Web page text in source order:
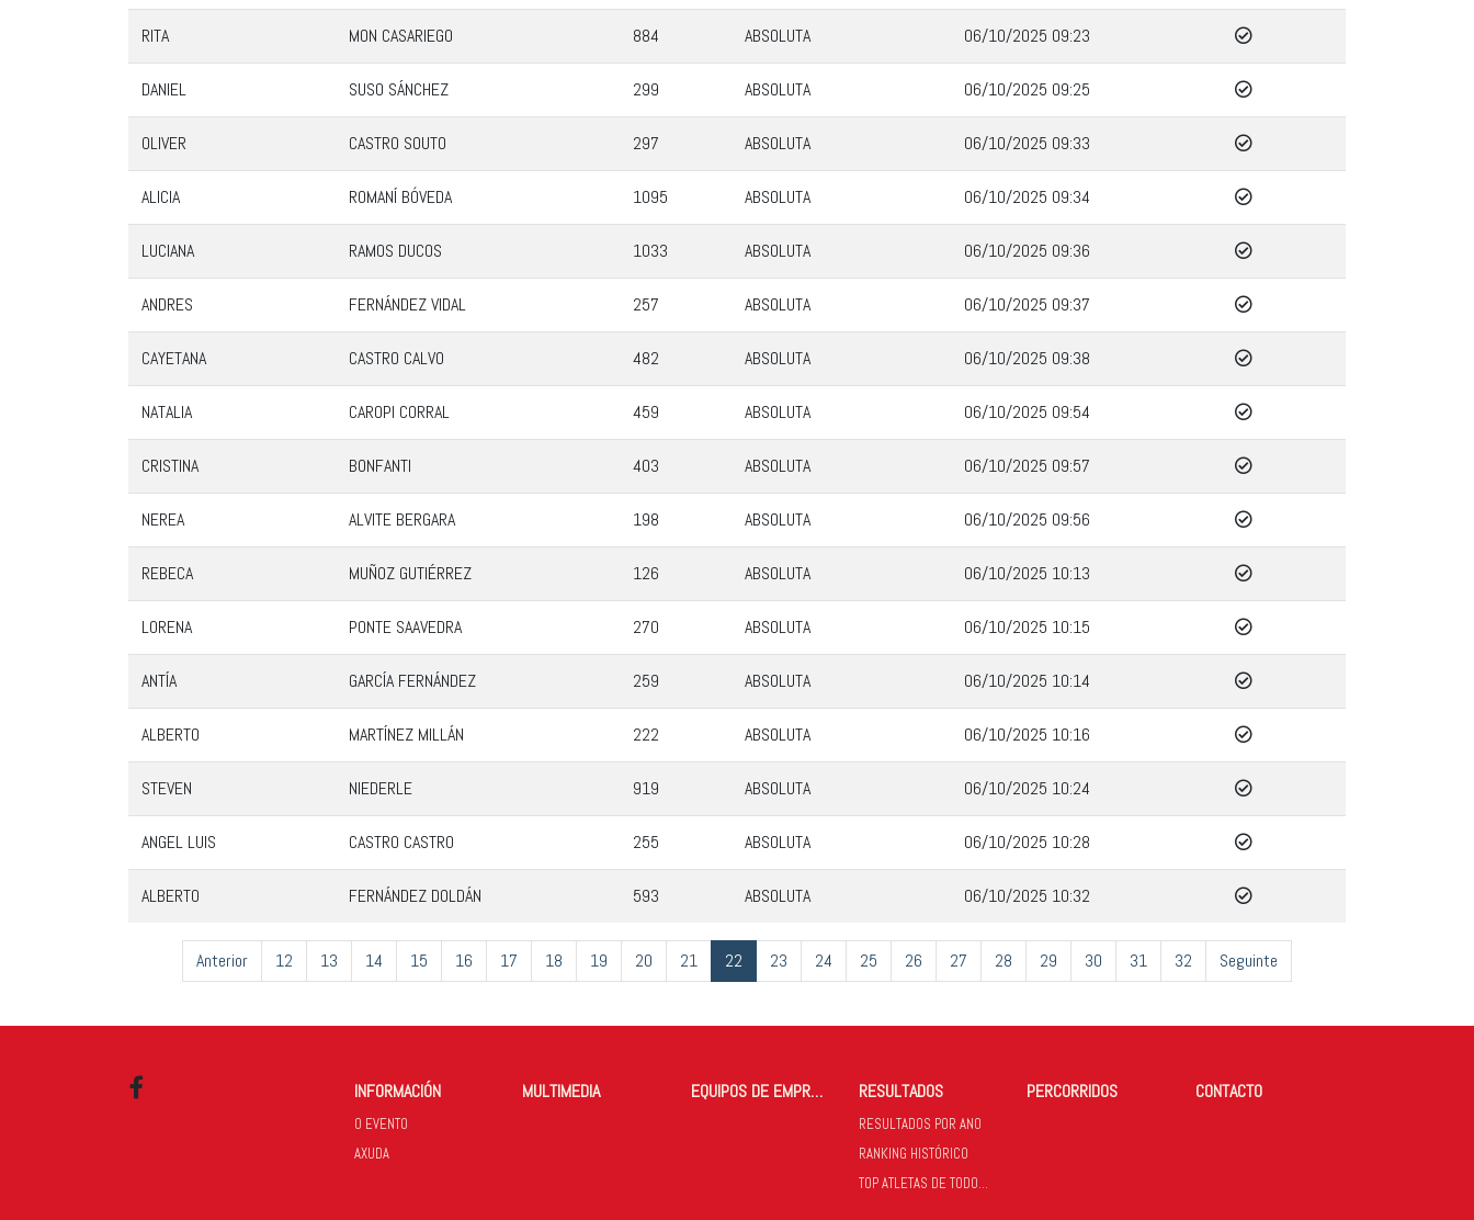
RITA MON CASARIEGO 884 ABSOLUTA 06/10/2025 09:23
DANIEL SUSO SÁNCHEZ 299 ABSOLUTA 06/10/2025 09:25
OLIVER CASTRO SOUTO 297 ABSOLUTA 06/10/2025 09:33
ALICIA ROMANÍ BÓVEDA 1095 ABSOLUTA 06/10/2025 09:34
LUCIANA RAMOS DUCOS 1033 ABSOLUTA 06/10/2025 09:36
ANDRES FERNÁNDEZ VIDAL 257 ABSOLUTA 06/10/2025 09:37
CAYETANA CASTRO CALVO 482 ABSOLUTA 06/10/2025 09:38
NATALIA CAROPI CORRAL 459 ABSOLUTA 06/10/2025 09:54
CRISTINA BONFANTI 403 ABSOLUTA 06/10/2025 09:57
NEREA ALVITE BERGARA 198 ABSOLUTA 06/10/2025 09:56
REBECA MUÑOZ GUTIÉRREZ 126 ABSOLUTA 06/10/2025 10:13
LORENA PONTE SAAVEDRA 270 ABSOLUTA 06/10/2025 10:15
ANTÍA GARCÍA FERNÁNDEZ 259 ABSOLUTA 06/10/2025 10:14
ALBERTO MARTÍNEZ MILLÁN 222 ABSOLUTA 06/10/2025 10:16
STEVEN NIEDERLE 919 ABSOLUTA 06/10/2025 10:24
ANGEL LUIS CASTRO CASTRO 255 ABSOLUTA 06/10/2025 10:28
ALBERTO FERNÁNDEZ DOLDÁN 593 ABSOLUTA 06/10/2025 10:32
Anterior 12 13 14 15 16 17 18 19 20 21 22 23 24 25 26 27 28 29 30 31 32 Seguinte
INFORMACIÓN
O EVENTO
AXUDA
MULTIMEDIA EQUIPOS DE EMPRESAS RESULTADOS
RESULTADOS POR ANO
RANKING HISTÓRICO
TOP ATLETAS DE TODOS OS ANOS
PERCORRIDOS CONTACTO
Facebook